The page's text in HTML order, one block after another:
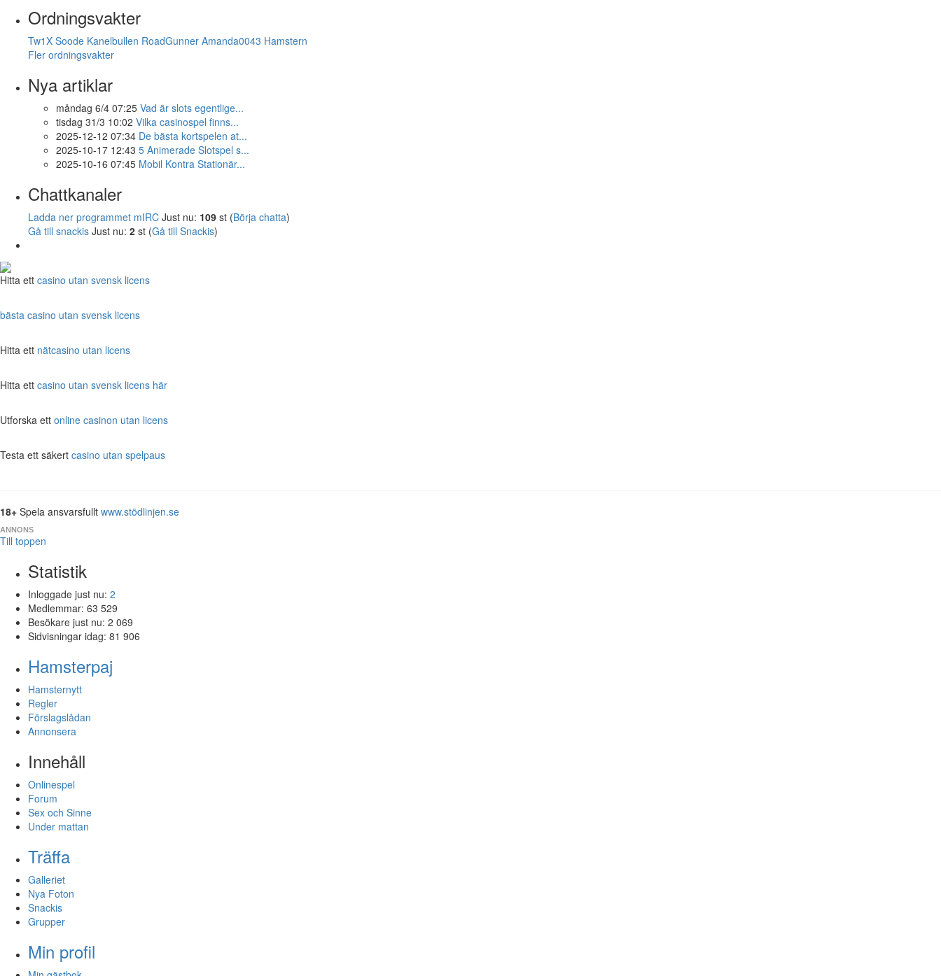
Ordningsvakter
Tw1X Soode Kanelbullen RoadGunner Amanda0043 Hamstern
Fler ordningsvakter
Nya artiklar
måndag 6/4 07:25 Vad är slots egentlige...
tisdag 31/3 10:02 Vilka casinospel finns...
2025-12-12 07:34 De bästa kortspelen at...
2025-10-17 12:43 5 Animerade Slotspel s...
2025-10-16 07:45 Mobil Kontra Stationär...
Chattkanaler
Ladda ner programmet mIRC Just nu: 109 st (Börja chatta)
Gå till snackis Just nu: 2 st (Gå till Snackis)
Hitta ett casino utan svensk licens
bästa casino utan svensk licens
Hitta ett nätcasino utan licens
Hitta ett casino utan svensk licens här
Utforska ett online casinon utan licens
Testa ett säkert casino utan spelpaus
18+ Spela ansvarsfullt www.stödlinjen.se
ANNONS
Till toppen
Statistik
Inloggade just nu: 2
Medlemmar: 63 529
Besökare just nu: 2 069
Sidvisningar idag: 81 906
Hamsterpaj
Hamsternytt
Regler
Förslagslådan
Annonsera
Innehåll
Onlinespel
Forum
Sex och Sinne
Under mattan
Träffa
Galleriet
Nya Foton
Snackis
Grupper
Min profil